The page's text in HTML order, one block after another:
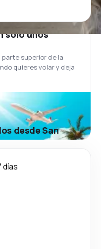
solo unos
superior de la
quieres volar y deja
desde San
días